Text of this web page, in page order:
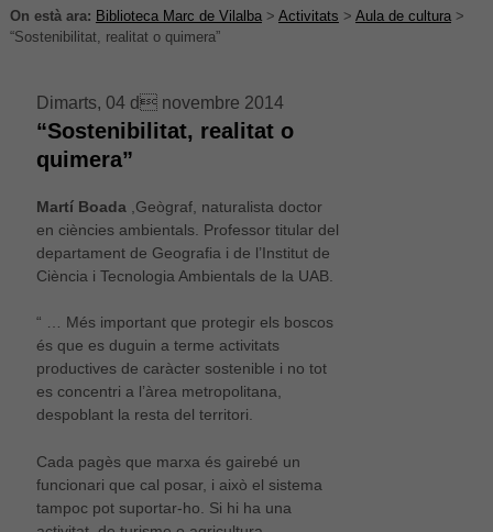
On està ara: Biblioteca Marc de Vilalba> Activitats > Aula de cultura>
“Sostenibilitat, realitat o quimera”
Dimarts, 04 d novembre 2014
“Sostenibilitat, realitat o
quimera”
Martí Boada ,Geògraf, naturalista doctor
en ciències ambientals. Professor titular del
departament de Geografia i de l’Institut de
Ciència i Tecnologia Ambientals de la UAB.
“ … Més important que protegir els boscos
és que es duguin a terme activitats
productives de caràcter sostenible i no tot
es concentri a l’àrea metropolitana,
despoblant la resta del territori.
Cada pagès que marxa és gairebé un
funcionari que cal posar, i això el sistema
tampoc pot suportar-ho. Si hi ha una